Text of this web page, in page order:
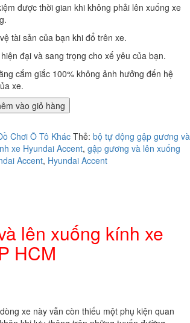
1.000.000₫.
được thời gian khi không phải lên xuống xe
tài sản của bạn khi đổ trên xe.
đại và sang trọng cho xế yêu của bạn.
cắm giắc 100% không ảnh hưởng đến hệ
xe.
vào giỏ hàng
Chơi Ô Tô Khác Thẻ: bộ tự động gập gương và
xe Hyundai Accent, gập gương và lên xuống
Accent, Hyundai Accent
lên xuống kính xe
HCM
xe này vẫn còn thiếu một phụ kiện quan